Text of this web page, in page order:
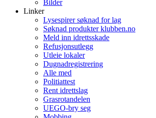
Bilder
Linker
Lysespirer søknad for lag
Søknad produkter klubben.no
Meld inn idrettsskade
Refusjonsutlegg
Utleie lokaler
Dugnadregistrering
Alle med
Politiattest
Rent idrettslag
Grasrotandelen
UEGO-bry seg